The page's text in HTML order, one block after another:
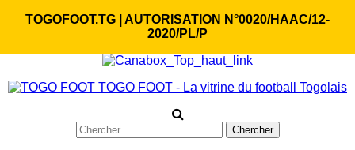
TOGOFOOT.TG | AUTORISATION N°0020/HAAC/12-
2020/PL/P
TOGO FOOT - La vitrine du football Togolais